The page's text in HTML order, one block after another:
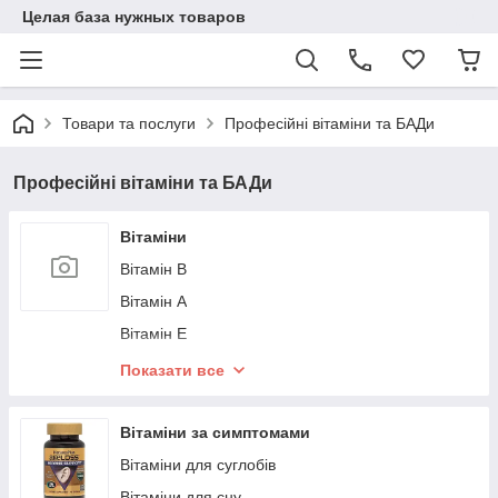
Целая база нужных товаров
Товари та послуги Професійні вітаміни та БАДи
Професійні вітаміни та БАДи
Вітаміни
Вітамін B
Вітамін А
Вітамін Е
Вітамін D
Bітамін K
ВІтамін D3+K2
Показати все
Вітаміни за симптомами
Вітаміни для суглобів